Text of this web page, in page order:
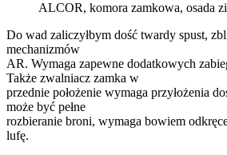
ALCOR, komora zamkowa, osada
Do wad zaliczyłbym dość twardy spust,
mechanizmów
AR. Wymaga zapewne dodatkowych
Także zwalniacz zamka w
przednie położenie wymaga przyłożenia
może być pełne
rozbieranie broni, wymaga bowiem
lufę.